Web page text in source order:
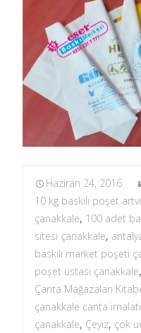
Haziran 24, 2016
10 kg baskılı poşet
çanakkale, 100 adet
sitesi çanakkale,
baskılı market poşeti
poşet ustası çanakkale,
Çanta Mağazaları
çanakkale canta
çanakkale, Çeyiz, çok